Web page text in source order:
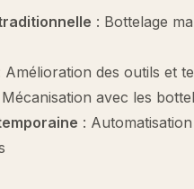
: Bottelage
Amélioration des outils et
Mécanisation avec les
: